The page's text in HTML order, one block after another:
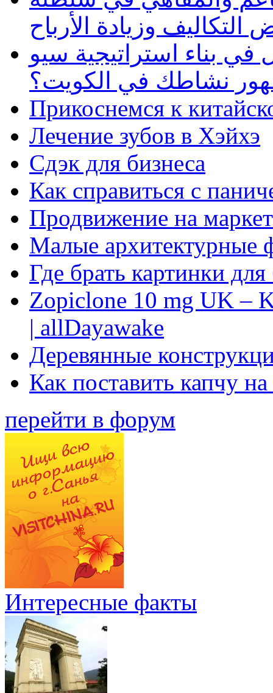
وزيادة الأرباح
بناء استراتيجية سيو
نشاطك في الكويت؟
Прикоснемся к
Лечение зубов в Хэйхэ
Сдэк для бизнеса
Как справиться с
Продвижение на
Малые архитектурные
Где брать картинки
Zopiclone 10 mg UK –
| allDayawake
Деревянные
Как поставить капчу
перейти в форум
Интересные факты